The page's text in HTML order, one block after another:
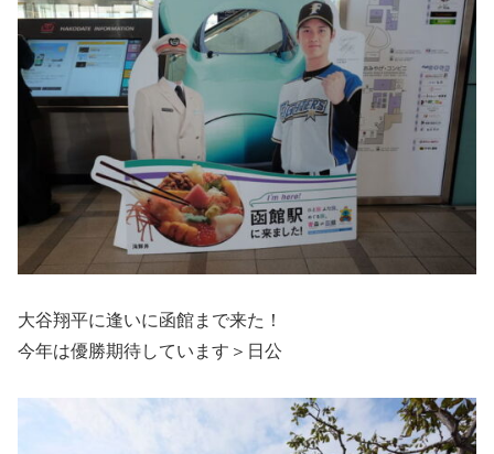
大谷翔平に逢いに函館まで来た！
今年は優勝期待しています＞日公